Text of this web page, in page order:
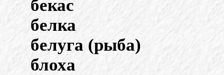
бекас
белка
белуга (рыба)
блоха